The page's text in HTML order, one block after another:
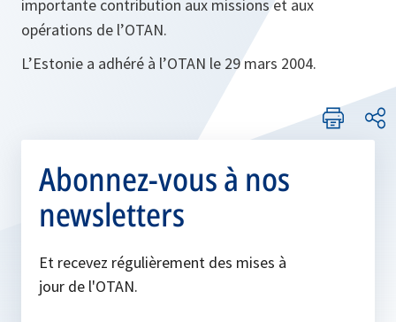
importante contribution aux missions et aux
opérations de l’OTAN.
L’Estonie a adhéré à l’OTAN le 29 mars 2004.
Abonnez-vous à nos
newsletters
Et recevez régulièrement des mises à
jour de l'OTAN.